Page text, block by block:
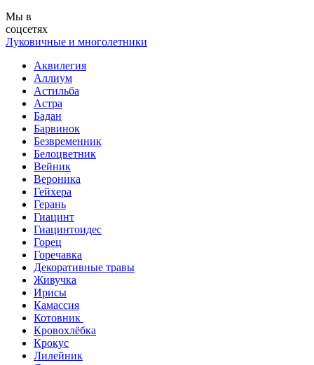
Мы в
соцсетях
Луковичные и многолетники
Аквилегия
Аллиум
Астильба
Астра
Бадан
Барвинок
Безвременник
Белоцветник
Вейник
Вероника
Гейхера
Герань
Гиацинт
Гиацинтоидес
Горец
Горечавка
Декоративные травы
Живучка
Ирисы
Камассия
Котовник
Кровохлёбка
Крокус
Лилейник